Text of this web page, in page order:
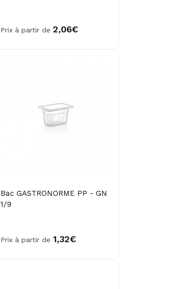
Prix à partir de 2,06€
Bac GASTRONORME PP - GN
1/9
Prix à partir de 1,32€